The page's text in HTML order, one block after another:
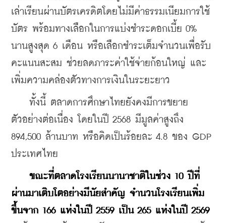
เล่าเรียนผ่านบัตรเครดิตโดยไม่มีค่าธรรมเนียมการใช้
บัตร พร้อมทางเลือกในการแบ่งชำระดอกเบี้ย 0%
นานสูงสุด 6 เดือน หรือเลือกชำระเต็มจำนวนเพื่อรับ
คะแนนสะสม ช่วยลดภาระค่าใช้จ่ายก้อนใหญ่ และ
เพิ่มความคล่องตัวทางการเงินในระยะยาว
ทั้งนี้ ตลาดการศึกษาไทยยังคงมีการขยาย
ตัวอย่างต่อเนื่อง โดยในปี 2568 มีมูลค่าสูงถึง
894,500 ล้านบาท หรือคิดเป็นร้อยละ 4.8 ของ GDP
ประเทศไทย
ขณะที่ตลาดโรงเรียนนานาชาติในช่วง 10 ปีที่
ผ่านมาเติบโตอย่างมีนัยสำคัญ จำนวนโรงเรียนเพิ่ม
ขึ้นจาก 166 แห่งในปี 2559 เป็น 265 แห่งในปี 2569